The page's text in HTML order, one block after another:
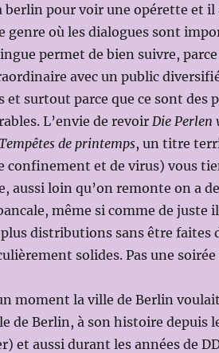
berlin pour voir une opérette et il
genre où les dialogues sont
permet de bien suivre, parce
avec un public
et surtout parce que ce sont des
L’envie de revoir Die Perlen
de printemps, un titre
confinement et de virus) vous
aussi loin qu’on remonte on a
même si comme de juste
plus distributions sans être faites
solides. Pas une
moment la ville de Berlin
de Berlin, à son histoire depuis
et aussi durant les années de